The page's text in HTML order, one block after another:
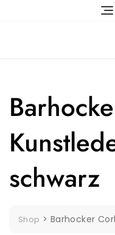
schwarz
Shop > Barhocker